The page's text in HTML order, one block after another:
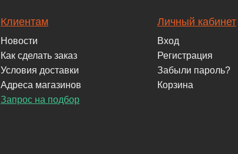
Клиентам
Новости
Как сделать заказ
Условия доставки
Адреса магазинов
Запрос на подбор
Личный кабинет
Вход
Регистрация
Забыли пароль?
Корзина